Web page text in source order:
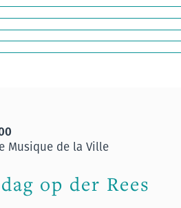
Musique de la Ville
op der Rees